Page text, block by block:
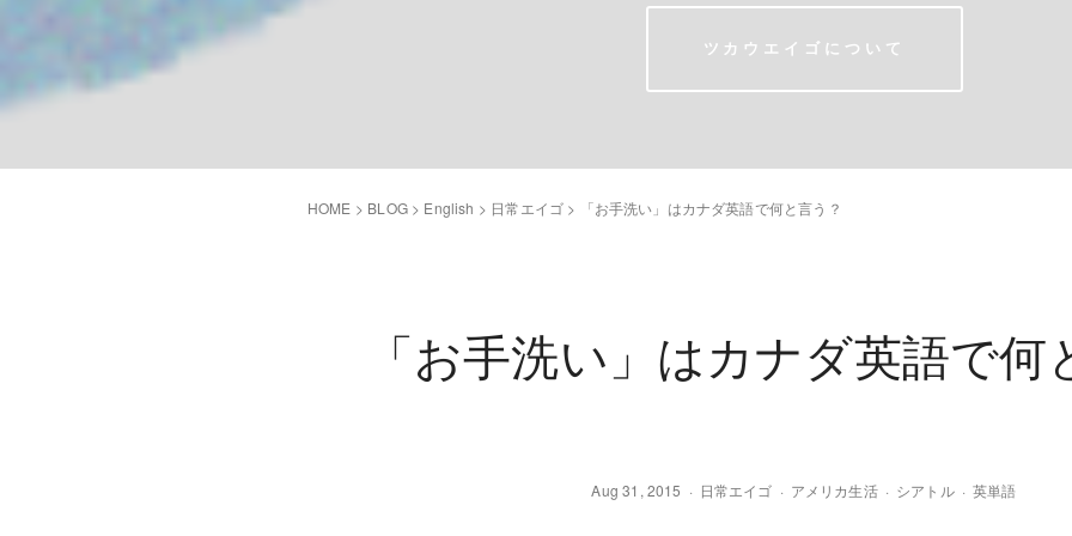
ツカウエイゴについて
HOME > BLOG> English > 日常エイゴ > 「お手洗い」はカナダ英語で何と言う？
「お手洗い」はカナダ英語で何
Aug 31, 2015 日常エイゴ アメリカ生活 シアトル 英単語